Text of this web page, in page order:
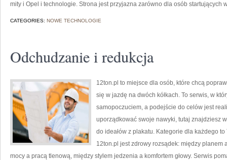
mity i Opel i technologie. Strona jest przyjazna zarówno dla osób startujących
CATEGORIES: NOWE TECHNOLOGIE
Odchudzanie i redukcja
12ton.pl to miejsce dla osób, które chcą
się w jazdę na dwóch kółkach. To serwis, w
samopoczuciem, a podejście do celów jest
uporządkować swoje nawyki, tutaj znajdziesz
do ideałów z plakatu. Kategorie dla każdego
12ton.pl jest zdrowy rozsądek: między planem
mocy a pracą tlenową, między stylem jedzenia a komfortem głowy. Serwis